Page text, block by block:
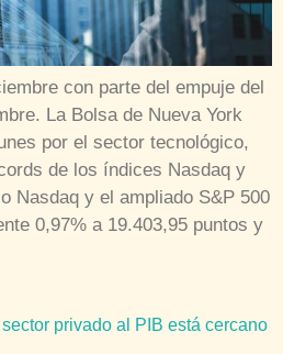
con parte del empuje del
La Bolsa de Nueva York
por el sector tecnológico,
de los índices Nasdaq y
Nasdaq y el ampliado S&P 500
0,97% a 19.403,95 puntos y
privado al PIB está cercano